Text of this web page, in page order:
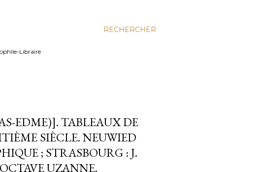
RECHERCHER
Libraire
EDME)]. TABLEAUX DE
SIÈCLE. NEUWIED
; STRASBOURG : J.
UZANNE.